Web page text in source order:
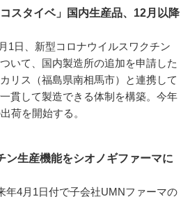
スタイベ」国内生産品、12月以降
1日、新型コロナウイルスワクチン
いて、国内製造所の追加を申請した
リス（福島県南相馬市）と連携して
貫して製造できる体制を構築。今年
荷を開始する。
ン生産機能をシオノギファーマに
年4月1日付で子会社UMNファーマの